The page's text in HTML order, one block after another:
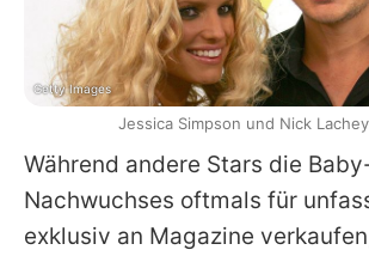
Während andere Stars die
Nachwuchses oftmals für
exklusiv an Magazine
Getty Images
Jessica Simpson und Nick